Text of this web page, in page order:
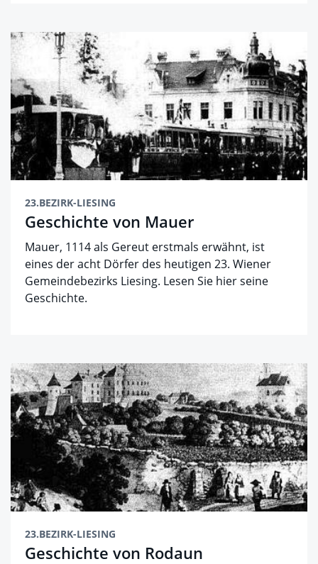
23.BEZIRK-LIESING
Geschichte von Mauer
Mauer, 1114 als Gereut erstmals erwähnt, ist
eines der acht Dörfer des heutigen 23. Wiener
Gemeindebezirks Liesing. Lesen Sie hier seine
Geschichte.
23.BEZIRK-LIESING
Geschichte von Rodaun